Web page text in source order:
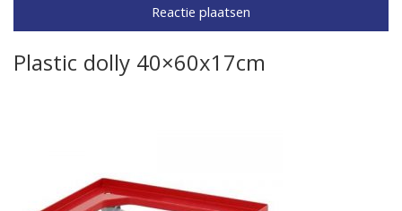
Plastic dolly 40×60x17cm